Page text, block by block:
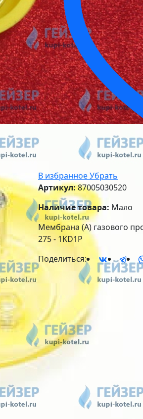
В избранноеУбрать
Артикул:87005030520
Наличие товара: Мало
Мембрана (A) газового
275 - 1KD1P
Поделиться: